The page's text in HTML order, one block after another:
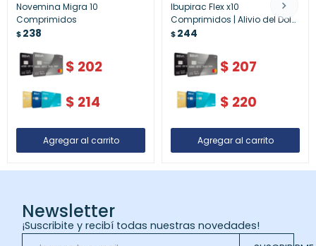
Novemina Migra 10
Comprimidos
$238
$ 202
$ 214
Ibupirac Flex x10
Comprimidos | Alivio del Dolor
y Tensión Muscular
$244
$ 207
$ 220
Newsletter
¡Suscribite y recibí todas nuestras novedades!